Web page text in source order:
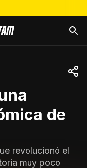
de
revolucionó el
muy poco